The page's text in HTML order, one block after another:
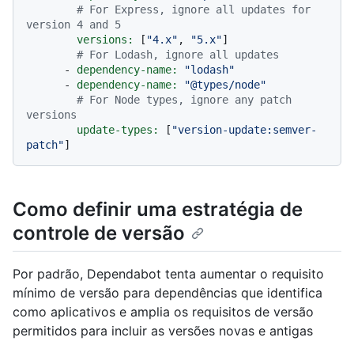
# For Express, ignore all updates for
version 4 and 5
versions:
[ "4.x" , "5.x"]
# For Lodash, ignore all updates
-
dependency-name:
"lodash"
-
dependency-name:
"@types/node"
# For Node types, ignore any patch
versions
update-types:
[ "version-update:semver-
patch"
Como definir uma estratégia de
controle de versão
Por padrão, Dependabot tenta aumentar o requisito
mínimo de versão para dependências que identifica
como aplicativos e amplia os requisitos de versão
permitidos para incluir as versões novas e antigas